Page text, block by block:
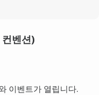
벤션)
이벤트가 열립니다.